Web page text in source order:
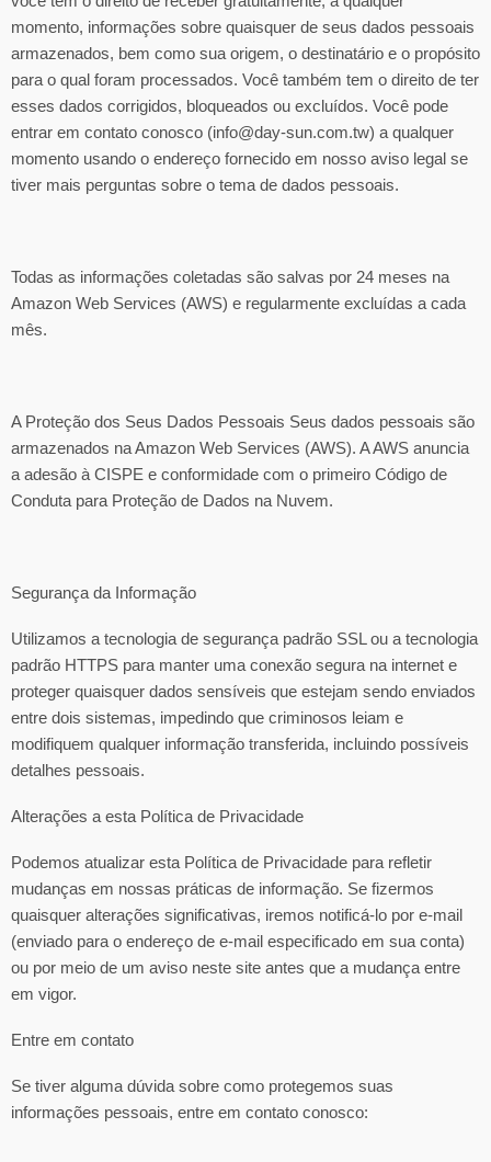
momento, informações sobre quaisquer de seus dados pessoais
armazenados, bem como sua origem, o destinatário e o propósito
para o qual foram processados. Você também tem o direito de ter
esses dados corrigidos, bloqueados ou excluídos. Você pode
entrar em contato conosco (info@day-sun.com.tw) a qualquer
momento usando o endereço fornecido em nosso aviso legal se
tiver mais perguntas sobre o tema de dados pessoais.
Todas as informações coletadas são salvas por 24 meses na
Amazon Web Services (AWS) e regularmente excluídas a cada
mês.
A Proteção dos Seus Dados Pessoais Seus dados pessoais são
armazenados na Amazon Web Services (AWS). A AWS anuncia
a adesão à CISPE e conformidade com o primeiro Código de
Conduta para Proteção de Dados na Nuvem.
Segurança da Informação
Utilizamos a tecnologia de segurança padrão SSL ou a tecnologia
padrão HTTPS para manter uma conexão segura na internet e
proteger quaisquer dados sensíveis que estejam sendo enviados
entre dois sistemas, impedindo que criminosos leiam e
modifiquem qualquer informação transferida, incluindo possíveis
detalhes pessoais.
Alterações a esta Política de Privacidade
Podemos atualizar esta Política de Privacidade para refletir
mudanças em nossas práticas de informação. Se fizermos
quaisquer alterações significativas, iremos notificá-lo por e-mail
(enviado para o endereço de e-mail especificado em sua conta)
ou por meio de um aviso neste site antes que a mudança entre
em vigor.
Entre em contato
Se tiver alguma dúvida sobre como protegemos suas
informações pessoais, entre em contato conosco: